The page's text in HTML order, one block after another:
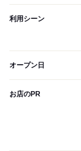
利用シーン
オープン日
お店のPR